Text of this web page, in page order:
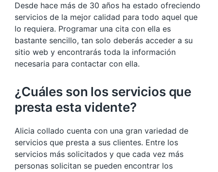
Desde hace más de 30 años ha estado ofreciendo
servicios de la mejor calidad para todo aquel que
lo requiera. Programar una cita con ella es
bastante sencillo, tan solo deberás acceder a su
sitio web y encontrarás toda la información
necesaria para contactar con ella.
¿Cuáles son los servicios que
presta esta vidente?
Alicia collado cuenta con una gran variedad de
servicios que presta a sus clientes. Entre los
servicios más solicitados y que cada vez más
personas solicitan se pueden encontrar los